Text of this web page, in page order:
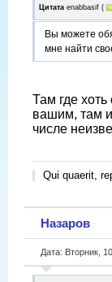
Цитата enabbasif (
Вы можете
мне найти
Там где
вашим, там
числе
Qui quaerit,
Назаров
Дата: Вторник,